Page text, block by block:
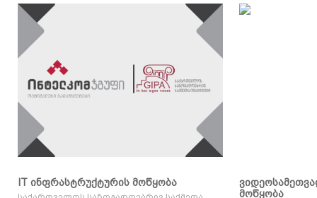
IT ინფრასტრუქტურის მოწყობა
მოწყობა